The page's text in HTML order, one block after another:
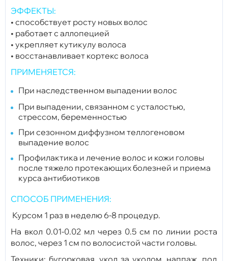
ЭФФЕКТЫ:
• способствует росту новых волос
• работает с аллопецией
• укрепляет кутикулу волоса
• восстанавливает кортекс волоса
ПРИМЕНЯЕТСЯ:
При наследственном выпадении волос
При выпадении, связанном с усталостью,
стрессом, беременностью
При сезонном диффузном теллогеновом
выпадение волос
Профилактика и лечение волос и кожи головы
после тяжело протекающих болезней и приема
курса антибиотиков
СПОСОБ ПРИМЕНЕНИЯ:
Курсом 1 раз в неделю 6-8 процедур.
На вкол 0.01-0.02 мл через 0.5 см по линии роста
волос, через 1 см по волосистой части головы.
Техники: бугорковая, укол за уколом, наппаж, под